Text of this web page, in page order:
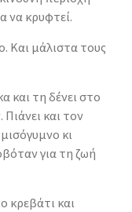
να κρυφτεί.
Και μάλιστα τους
και τη δένει στο
και τον
κι
για τη ζωή
κρεβάτι και